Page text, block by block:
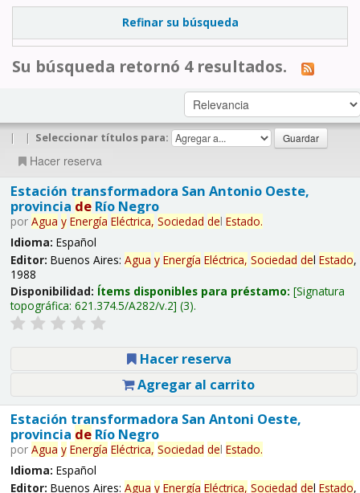
Refinar su búsqueda
Su búsqueda retornó 4 resultados.
| | Seleccionar títulos para:
Hacer reserva
Estación transformadora San Antonio Oeste,
provincia deRío Negro
por Agua y Energía Eléctrica, Sociedad del Estado.
Idioma: Español
Editor: Buenos Aires: Agua y Energía Eléctrica, Sociedad del Estado,
1988
Disponibilidad: Ítems disponibles para préstamo: Signatura
topográfica: 621.374.5/A282/v.2 (3).
Hacer reserva
Agregar al carrito
Estación transformadora San Antoni Oeste,
provincia deRío Negro
por Agua y Energía Eléctrica, Sociedad del Estado.
Idioma: Español
Editor: Buenos Aires: Agua y Energía Eléctrica, Sociedad del Estado,